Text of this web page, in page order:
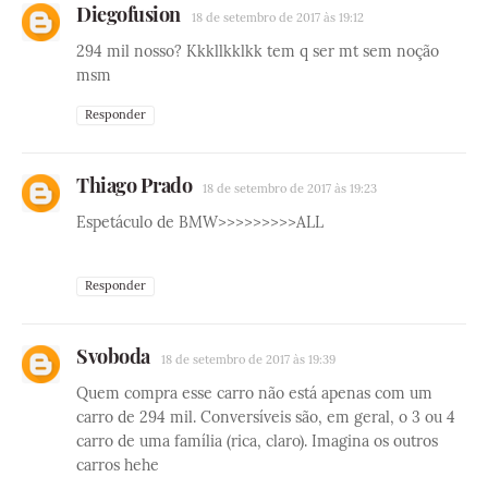
Diegofusion 18 de setembro de 2017 às 19:12
294 mil nosso? Kkkllkklkk tem q ser mt sem noção
msm
Responder
Thiago Prado 18 de setembro de 2017 às 19:23
Espetáculo de BMW>>>>>>>>>ALL
Responder
Svoboda 18 de setembro de 2017 às 19:39
Quem compra esse carro não está apenas com um
carro de 294 mil. Conversíveis são, em geral, o 3 ou 4
carro de uma família (rica, claro). Imagina os outros
carros hehe